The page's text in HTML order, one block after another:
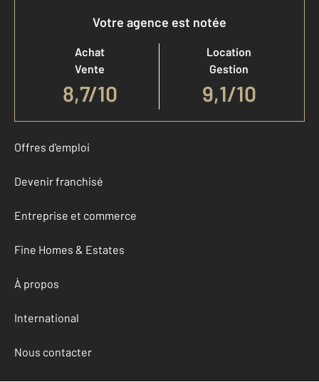
Votre agence est notée
Achat
Vente
8,7/10
Location
Gestion
9,1/10
Offres d'emploi
Devenir franchisé
Entreprise et commerce
Fine Homes & Estates
À propos
International
Nous contacter